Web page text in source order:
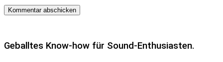
Geballtes Know-how für Sound-Enthusiasten.